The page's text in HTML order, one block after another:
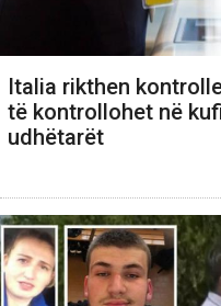
Italia rikthen
të kontrollohet në
udhëtarët